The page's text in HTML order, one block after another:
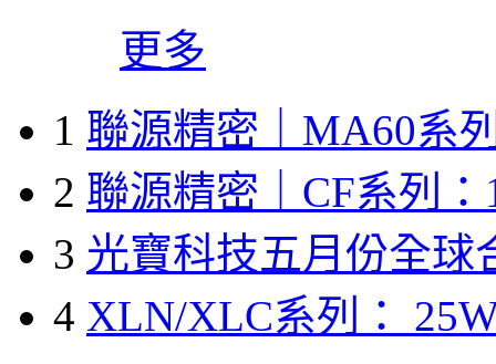
更多
1 聯源精密｜MA60系
2 聯源精密｜CF系列：
3 光寶科技五月份全球
4 XLN/XLC系列：